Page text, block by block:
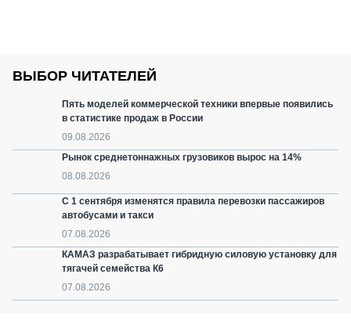
ВЫБОР ЧИТАТЕЛЕЙ
Пять моделей коммерческой техники впервые появились
в статистике продаж в России
09.08.2026
Рынок среднетоннажных грузовиков вырос на 14%
08.08.2026
С 1 сентября изменятся правила перевозки пассажиров
автобусами и такси
07.08.2026
КАМАЗ разрабатывает гибридную силовую установку для
тягачей семейства К6
07.08.2026